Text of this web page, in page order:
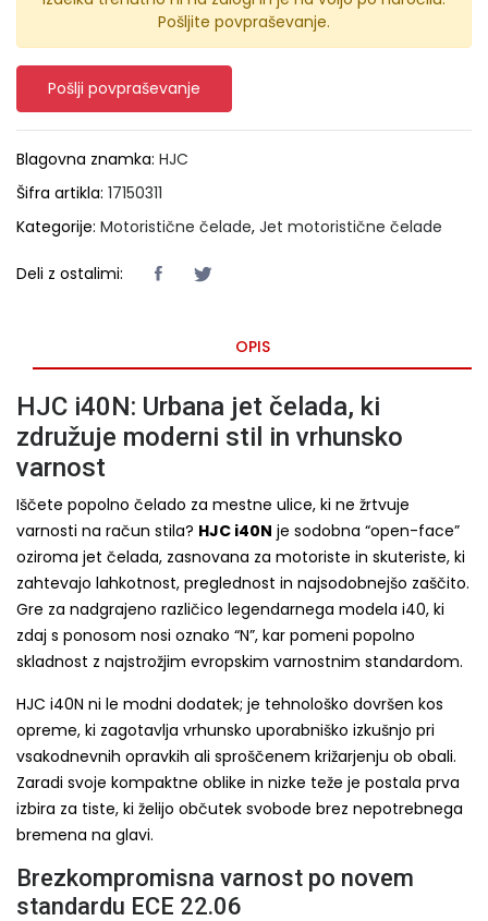
Pošljite povpraševanje.
Pošlji povpraševanje
Blagovna znamka: HJC
Šifra artikla: 17150311
Kategorije: Motoristične čelade, Jet motoristične čelade
Deli z ostalimi:
OPIS
HJC i40N: Urbana jet čelada, ki
združuje moderni stil in vrhunsko
varnost
Iščete popolno čelado za mestne ulice, ki ne žrtvuje
varnosti na račun stila? HJC i40N je sodobna “open-face”
oziroma jet čelada, zasnovana za motoriste in skuteriste, ki
zahtevajo lahkotnost, preglednost in najsodobnejšo zaščito.
Gre za nadgrajeno različico legendarnega modela i40, ki
zdaj s ponosom nosi oznako “N”, kar pomeni popolno
skladnost z najstrožjim evropskim varnostnim standardom.
HJC i40N ni le modni dodatek; je tehnološko dovršen kos
opreme, ki zagotavlja vrhunsko uporabniško izkušnjo pri
vsakodnevnih opravkih ali sproščenem križarjenju ob obali.
Zaradi svoje kompaktne oblike in nizke teže je postala prva
izbira za tiste, ki želijo občutek svobode brez nepotrebnega
bremena na glavi.
Brezkompromisna varnost po novem
standardu ECE 22.06